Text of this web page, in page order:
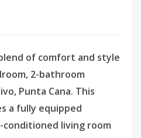
of comfort and style
2-bathroom
Punta Cana. This
a fully equipped
conditioned living room